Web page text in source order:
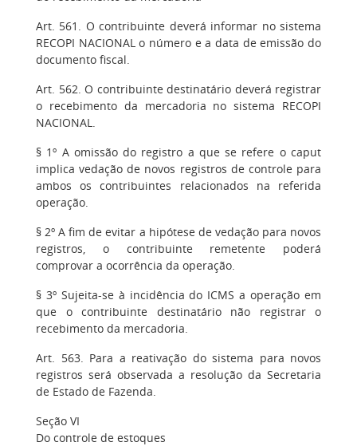
Art. 561. O contribuinte deverá informar no sistema
RECOPI NACIONAL o número e a data de emissão do
documento fiscal.
Art. 562. O contribuinte destinatário deverá registrar
o recebimento da mercadoria no sistema RECOPI
NACIONAL.
§ 1º A omissão do registro a que se refere o caput
implica vedação de novos registros de controle para
ambos os contribuintes relacionados na referida
operação.
§ 2º A fim de evitar a hipótese de vedação para novos
registros, o contribuinte remetente poderá
comprovar a ocorrência da operação.
§ 3º Sujeita-se à incidência do ICMS a operação em
que o contribuinte destinatário não registrar o
recebimento da mercadoria.
Art. 563. Para a reativação do sistema para novos
registros será observada a resolução da Secretaria
de Estado de Fazenda.
Seção VI
Do controle de estoques